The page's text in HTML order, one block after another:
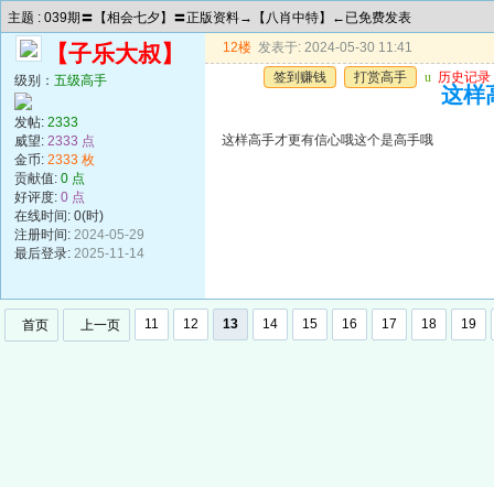
主题 : 039期〓【相会七夕】〓正版资料→【八肖中特】←已免费发表
【子乐大叔】
级别： 五级高手
发帖: 2333
威望: 2333 点
金币: 2333 枚
贡献值: 0 点
好评度: 0 点
在线时间: 0(时)
注册时间: 2024-05-29
最后登录: 2025-11-14
12楼 发表于: 2024-05-30 11:41
签到赚钱
打赏高手 u 历史记录
这样
这样高手才更有信心哦这个是高手哦
首页 上一页 11 12 13 14 15 16 17 18 19